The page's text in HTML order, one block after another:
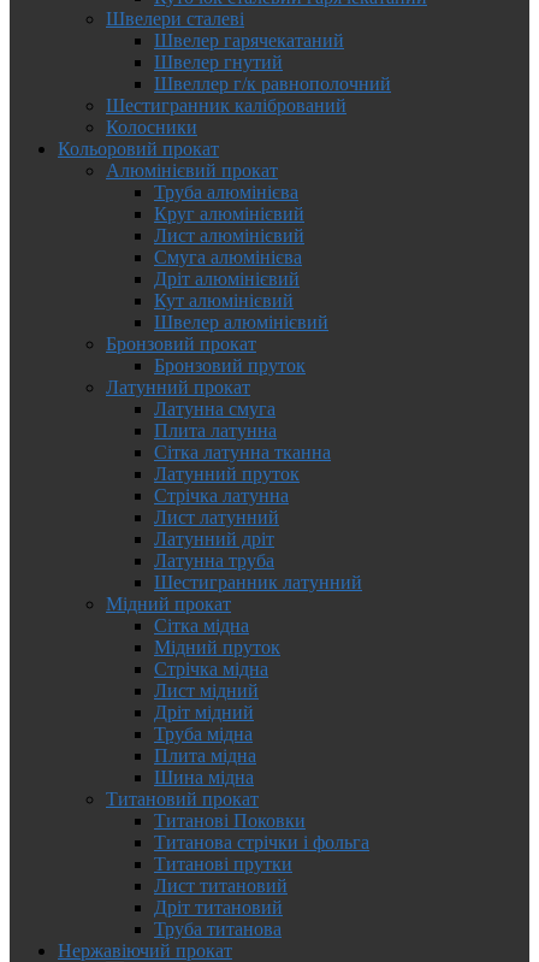
Швелери сталеві
Швелер гарячекатаний
Швелер гнутий
Швеллер г/к равнополочний
Шестигранник калібрований
Колосники
Кольоровий прокат
Алюмінієвий прокат
Труба алюмінієва
Круг алюмінієвий
Лист алюмінієвий
Смуга алюмінієва
Дріт алюмінієвий
Кут алюмінієвий
Швелер алюмінієвий
Бронзовий прокат
Бронзовий пруток
Латунний прокат
Латунна смуга
Плита латунна
Сітка латунна тканна
Латунний пруток
Стрічка латунна
Лист латунний
Латунний дріт
Латунна труба
Шестигранник латунний
Мідний прокат
Сітка мідна
Мідний пруток
Стрічка мідна
Лист мідний
Дріт мідний
Труба мідна
Плита мідна
Шина мідна
Титановий прокат
Титанові Поковки
Титанова стрічки і фольга
Титанові прутки
Лист титановий
Дріт титановий
Труба титанова
Нержавіючий прокат